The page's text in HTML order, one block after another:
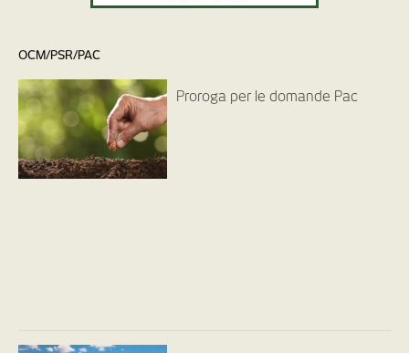
OCM/PSR/PAC
Proroga per le domande Pac